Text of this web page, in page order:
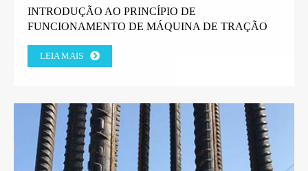
INTRODUÇÃO AO PRINCÍPIO DE
FUNCIONAMENTO DE MÁQUINA DE TRAÇÃO
LEIA MAIS